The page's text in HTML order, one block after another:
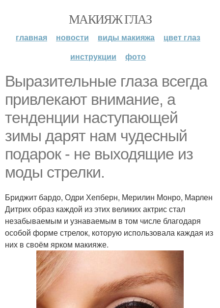
МАКИЯЖ ГЛАЗ
главная новости виды макияжа
цвет глаз
инструкции
фото
Выразительные глаза всегда
привлекают внимание, а
тенденции наступающей
зимы дарят нам чудесный
подарок - не выходящие из
моды стрелки.
Бриджит бардо, Одри Хепберн, Мерилин Монро, Марлен
Дитрих образ каждой из этих великих актрис стал
незабываемым и узнаваемым в том числе благодаря
особой форме стрелок, которую использовала каждая из
них в своём ярком макияже.